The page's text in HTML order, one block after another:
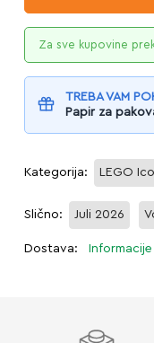
Za sve kupovine
TREBA VAM
Papir za
Kategorija: LEGO
Slično: Juli 2026
Dostava: Informacije